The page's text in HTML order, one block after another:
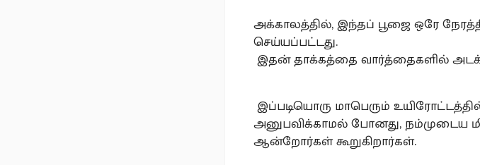
அக்காலத்தில், இந்தப் பூஜை ஒரே
செய்யப்பட்டது.
இதன் தாக்கத்தை வார்த்தைகளில்
இப்படியொரு மாபெரும்
அனுபவிக்காமல் போனது, நம்முடைய
ஆன்றோர்கள் கூறுகிறார்கள்.